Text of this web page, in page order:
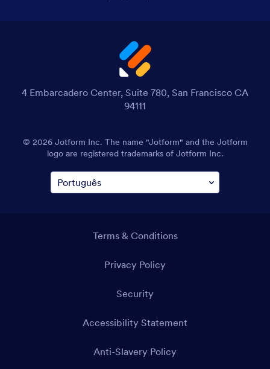
4 Embarcadero Center, Suite 780, San Francisco CA
94111
© 2026 Jotform Inc. The name "Jotform" and the Jotform
logo are registered trademarks of Jotform Inc.
Terms & Conditions
Privacy Policy
Security
Accessibility Statement
Anti-Slavery Policy